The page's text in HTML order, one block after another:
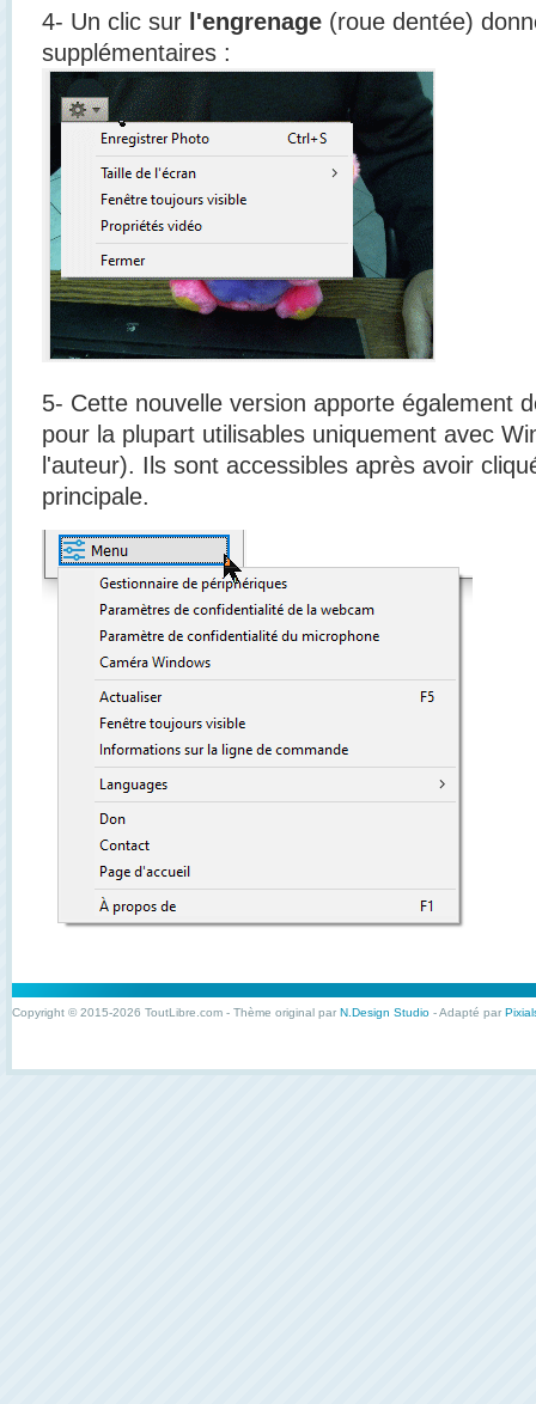
4- Un clic sur l'engrenage (roue dentée)
supplémentaires :
5- Cette nouvelle version apporte également
pour la plupart utilisables uniquement avec
l'auteur). Ils sont accessibles après avoir
principale.
Copyright © 2015-2026 ToutLibre.com - Thème original par N.Design Studio - Adapté par